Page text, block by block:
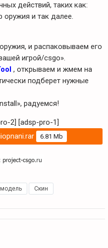
действий, таких как:
оружия и так далее.
и распаковываем его
игрой/csgo».
, открываем и жмем на
подберет нужные
радуемся!
2] [adsp-pro-1]
6.81 Mb
модель Скин